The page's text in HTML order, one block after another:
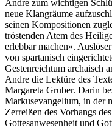
Andre zum wichtigen
neue Klangräume
seinen Kompositionen
tröstenden Atem des
erlebbar machen».
von spartanisch
Gestenreichtum archaisch
Andre die Lektüre des
Margareta Gruber. Darin
Markusevangelium, in der
Zerreißen des Vorhangs
Gottesanwesenheit und